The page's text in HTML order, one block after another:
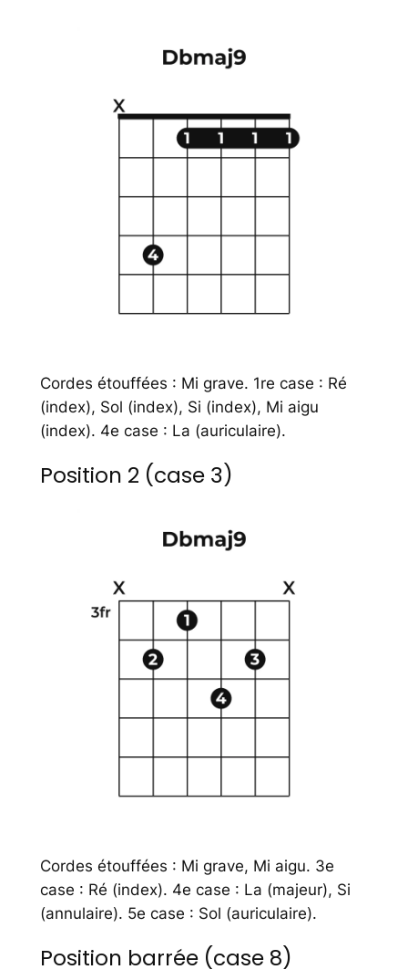
Cordes étouffées : Mi grave. 1re case : Ré
(index), Sol (index), Si (index), Mi aigu
(index). 4e case : La (auriculaire).
Position 2 (case 3)
Cordes étouffées : Mi grave, Mi aigu. 3e
case : Ré (index). 4e case : La (majeur), Si
(annulaire). 5e case : Sol (auriculaire).
Position barrée (case 8)